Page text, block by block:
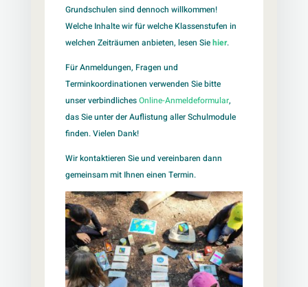
Grundschulen sind dennoch willkommen!
Welche Inhalte wir für welche Klassenstufen in
welchen Zeiträumen anbieten, lesen Siehier.
Für Anmeldungen, Fragen und
Terminkoordinationen verwenden Sie bitte
unser verbindlichesOnline-Anmeldeformular,
das Sie unter der Auflistung aller Schulmodule
finden. Vielen Dank!
Wir kontaktieren Sie und vereinbaren dann
gemeinsam mit Ihnen einen Termin.